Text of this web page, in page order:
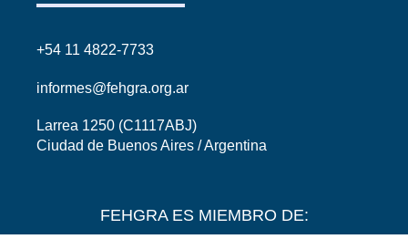
+54 11 4822-7733
informes@fehgra.org.ar
Larrea 1250 (C1117ABJ)
Ciudad de Buenos Aires / Argentina
FEHGRA ES MIEMBRO DE: